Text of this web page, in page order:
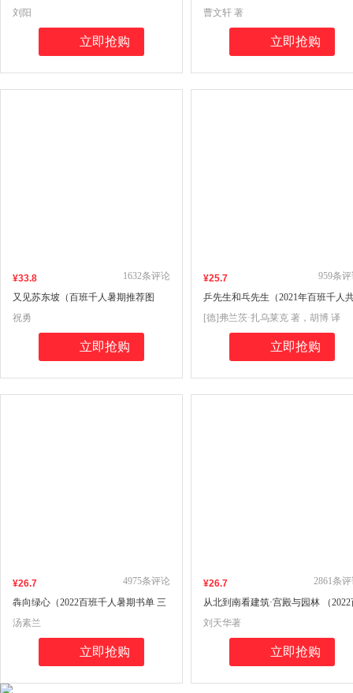
目名师推荐
刘阳
立即抢购
荐
曹文轩 著
立即抢购
¥33.8
又见苏东坡（百班千人暑期推荐图
书）
1632条评论
祝勇
立即抢购
¥25.7
乒先生和乓先生（2021年百班千人
读推荐）
959条
[德]弗兰茨·扎乌莱克 著，胡博 译
立即抢购
¥26.7
犇向绿心（2022百班千人暑期书单 三
年级推荐阅读）
4975条评论
汤素兰
立即抢购
¥26.7
从北到南看建筑·宫殿与园林 （2022
班千人暑期书单 六年级推荐阅读）
2861条
刘天华著
立即抢购